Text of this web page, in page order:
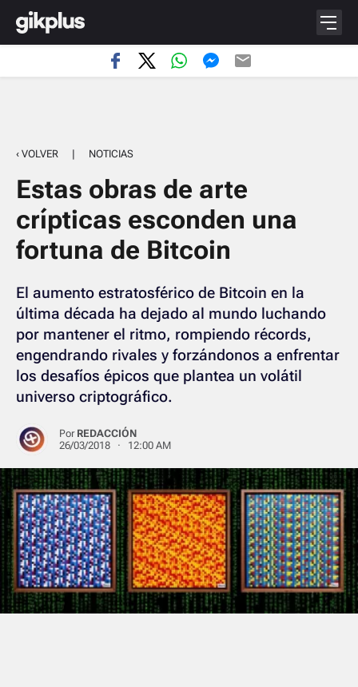
‹ VOLVER | NOTICIAS
Estas obras de arte
crípticas esconden una
fortuna de Bitcoin
El aumento estratosférico de Bitcoin en la
última década ha dejado al mundo luchando
por mantener el ritmo, rompiendo récords,
engendrando rivales y forzándonos a enfrentar
los desafíos épicos que plantea un volátil
universo criptográfico.
Por REDACCIÓN
26/03/2018 · 12:00 AM